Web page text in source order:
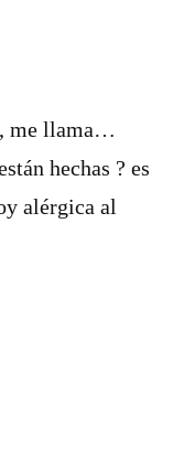
me llama…
hechas ? es
alérgica al